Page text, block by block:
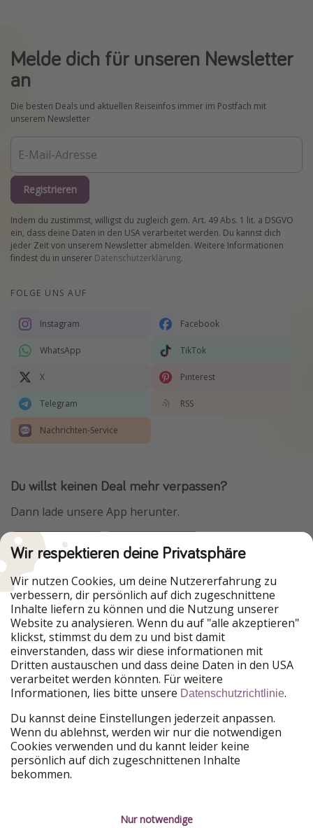
Melde dich für unseren Newsletter
an
Die besten Deals und aktuellen Reiseinfos immer im Postfach mit
unserem Newsletter
Registrieren
Indem du zustimmst, willigst du zugleich gem. Art. 49 Abs. 1 lit. a DSGVO
ein, dass deine Daten in den USA verarbeitet werden. Du kannst dich
jeder Zeit von unserem Newsletter abmelden. Weitere Informationen
findest du in unserer Datenschutzerklärung.
FOLGE UNS AUF
Instagram Facebook
WhatsApp TikTok
X Pinterest
Telegram RSS
Nachrichten-Service
Du willst keinen Deal mehr verpassen?
Dann lade unsere App herunter.
Urlaubspiraten ist Teil der HolidayPirates Group
Unsere Märkte
PiratinViaggio
HolidayPirates
VakantiePiraten
WakacyjniPiraci
VoyagesPirates
Ferienpiraten
Urlaubspiraten
ViajerosPiratas
TravelPirates
HolidayPirates Group
Lerne uns kennen
Über uns
Rechtliches
Wir respektieren deine Privatsphäre
Wir nutzen Cookies, um deine Nutzererfahrung zu
verbessern, dir persönlich auf dich zugeschnittene
Inhalte liefern zu können und die Nutzung unserer
Website zu analysieren. Wenn du auf "alle akzeptieren"
klickst, stimmst du dem zu und bist damit
einverstanden, dass wir diese informationen mit
Dritten austauschen und dass deine Daten in den USA
verarbeitet werden könnten. Für weitere
Informationen, lies bitte unsere Datenschutzrichtlinie.
Du kannst deine Einstellungen jederzeit anpassen.
Wenn du ablehnst, werden wir nur die notwendigen
Cookies verwenden und du kannt leider keine
persönlich auf dich zugeschnittenen Inhalte
bekommen.
Nur notwendige